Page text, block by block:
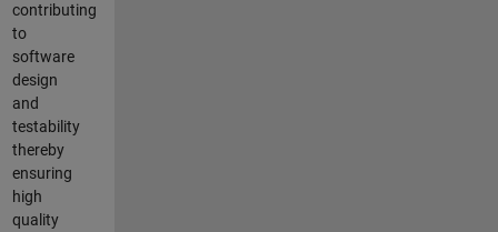
contributing
to
software
design
and
testability
thereby
ensuring
high
quality